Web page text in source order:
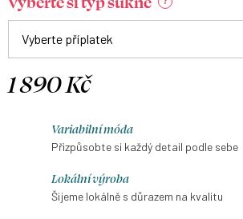
1 890 Kč
Variabilní móda
Přizpůsobte si každý detail podle sebe
Lokální výroba
Šijeme lokálně s důrazem na kvalitu